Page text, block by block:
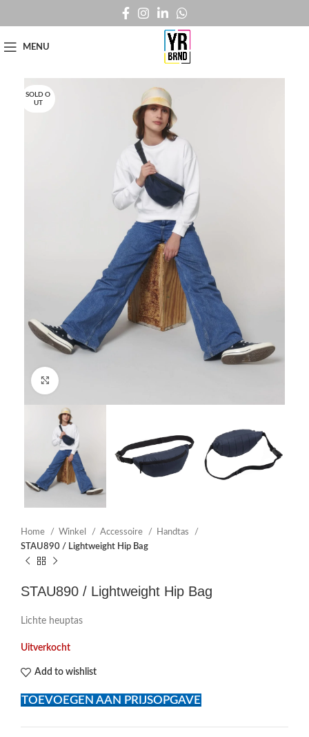
MENU
SOLD O
UT
Home Winkel Accessoire
Handtas
STAU890 / Lightweight Hip Bag
STAU890 / Lightweight Hip Bag
Lichte heuptas
Uitverkocht
Add to wishlist
TOEVOEGEN AAN PRIJSOPGAVE